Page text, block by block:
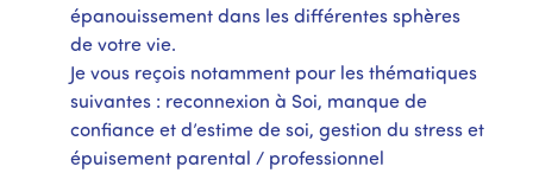
épanouissement dans les différentes sphères
de votre vie.
Je vous reçois notamment pour les thématiques
suivantes : reconnexion à Soi, manque de
confiance et d’estime de soi, gestion du stress et
épuisement parental / professionnel